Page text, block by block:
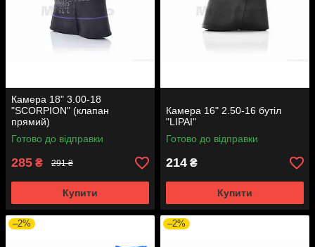
Камера 18" 3.00-18
"SCORPION" (клапан
прямий)
Готово до відправки
285 ₴ 291 ₴
Купити
Камера 16" 2.50-16 бутіл
"LIPAI"
Готово до відправки
214 ₴
Купити
–2% –2%